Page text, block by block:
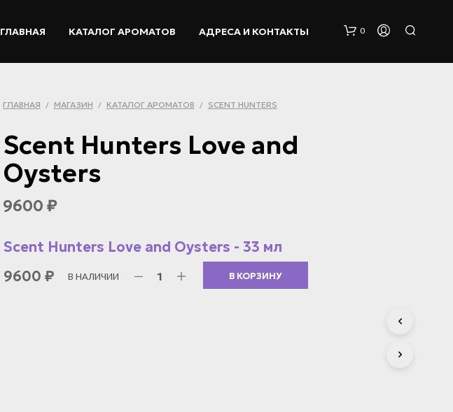
ГЛАВНАЯ КАТАЛОГ АРОМАТОВ АДРЕСА И КОНТАКТЫ 0
ГЛАВНАЯ / МАГАЗИН / КАТАЛОГ АРОМАТОВ / SCENT HUNTERS
Scent Hunters Love and
Oysters
9600 ₽
Scent Hunters Love and Oysters - 33 мл
9600 ₽ В НАЛИЧИИ В КОРЗИНУ